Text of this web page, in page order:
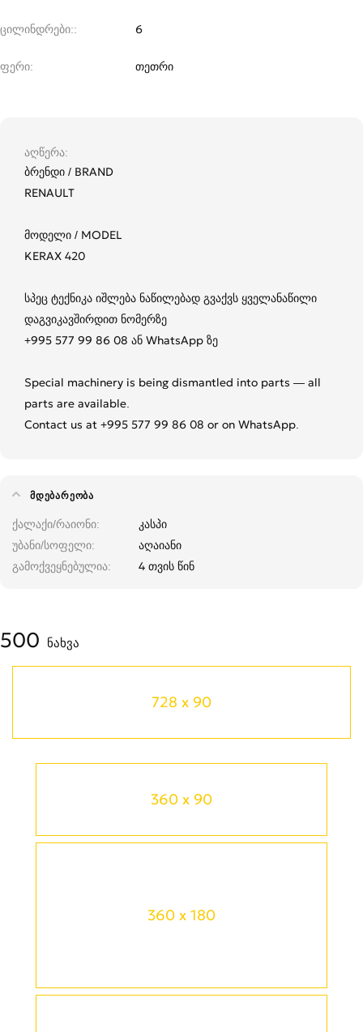
360 x 90
360 x 180
ცილინდრები: 6
ფერი თეთრი
აღწერა
ბრენდი / BRAND
RENAULT
მოდელი / MODEL
KERAX 420
სპეც ტექნიკა იშლება ნაწილებად გვაქვს ყველანაწილი
დაგვიკავშირდით ნომერზე
+995 577 99 86 08 ან WhatsApp ზე
Special machinery is being dismantled into parts — all
parts are available.
Contact us at +995 577 99 86 08 or on WhatsApp.
ᲛᲓᲔᲑᲐᲠᲔᲝᲑᲐ
ქალაქი/რაიონი
კასპი
უბანი/სოფელი
აღაიანი
გამოქვეყნებულია
4 თვის წინ
500 ნახვა
728 x 90